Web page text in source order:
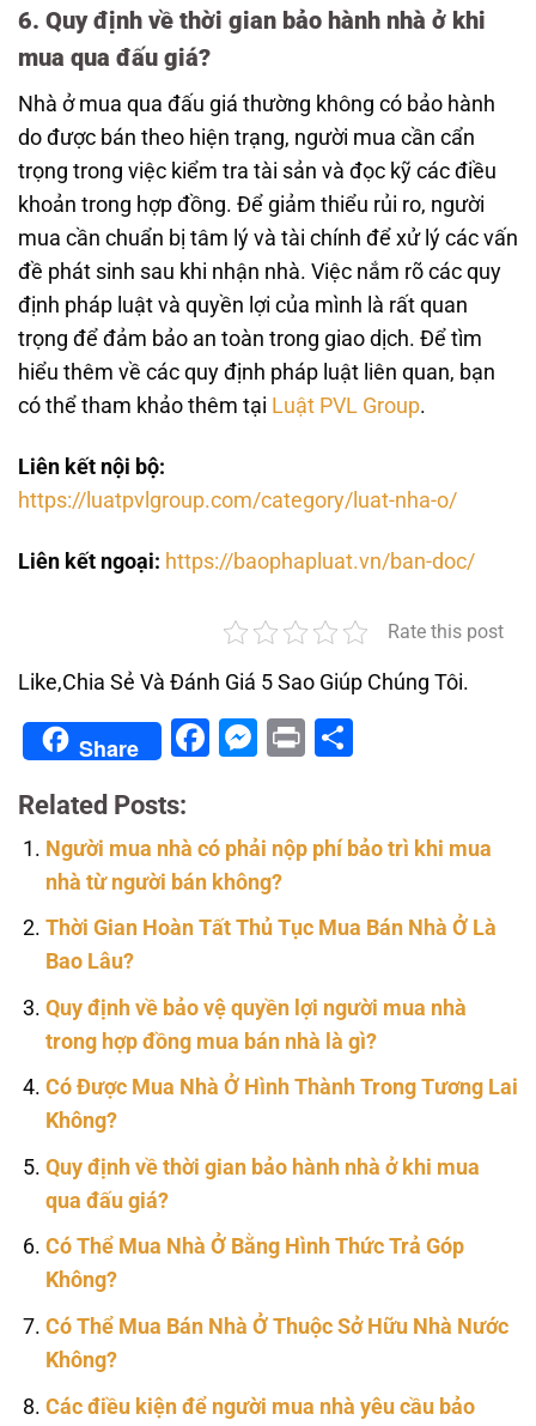
6. Quy định về thời gian bảo hành nhà ở khi
mua qua đấu giá?
Nhà ở mua qua đấu giá thường không có bảo hành
do được bán theo hiện trạng, người mua cần cẩn
trọng trong việc kiểm tra tài sản và đọc kỹ các điều
khoản trong hợp đồng. Để giảm thiểu rủi ro, người
mua cần chuẩn bị tâm lý và tài chính để xử lý các vấn
đề phát sinh sau khi nhận nhà. Việc nắm rõ các quy
định pháp luật và quyền lợi của mình là rất quan
trọng để đảm bảo an toàn trong giao dịch. Để tìm
hiểu thêm về các quy định pháp luật liên quan, bạn
có thể tham khảo thêm tại Luật PVL Group.
Liên kết nội bộ:
https://luatpvlgroup.com/category/luat-nha-o/
Liên kết ngoại: https://baophapluat.vn/ban-doc/
Rate this post
Like,Chia Sẻ Và Đánh Giá 5 Sao Giúp Chúng Tôi.
Share Facebook
Messenger
Print
Related Posts:
Người mua nhà có phải nộp phí bảo trì khi mua
nhà từ người bán không?
Thời Gian Hoàn Tất Thủ Tục Mua Bán Nhà Ở Là
Bao Lâu?
Quy định về bảo vệ quyền lợi người mua nhà
trong hợp đồng mua bán nhà là gì?
Có Được Mua Nhà Ở Hình Thành Trong Tương Lai
Không?
Quy định về thời gian bảo hành nhà ở khi mua
qua đấu giá?
Có Thể Mua Nhà Ở Bằng Hình Thức Trả Góp
Không?
Có Thể Mua Bán Nhà Ở Thuộc Sở Hữu Nhà Nước
Không?
Các điều kiện để người mua nhà yêu cầu bảo